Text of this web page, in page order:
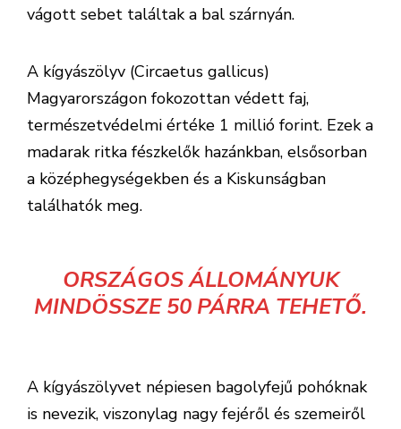
vágott sebet találtak a bal szárnyán.
A kígyászölyv (Circaetus gallicus)
Magyarországon fokozottan védett faj,
természetvédelmi értéke 1 millió forint. Ezek a
madarak ritka fészkelők hazánkban, elsősorban
a középhegységekben és a Kiskunságban
találhatók meg.
ORSZÁGOS ÁLLOMÁNYUK
MINDÖSSZE 50 PÁRRA TEHETŐ.
A kígyászölyvet népiesen bagolyfejű pohóknak
is nevezik, viszonylag nagy fejéről és szemeiről